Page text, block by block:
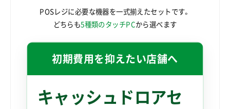
POSレジに必要な機器を一式揃えたセットです。
どちらも5種類のタッチPCから選べます
初期費用を抑えたい店舗へ
キャッシュドロアセ